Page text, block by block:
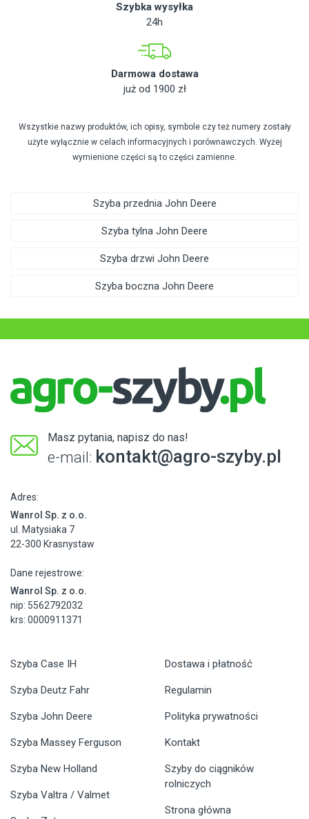
Szybka wysyłka
24h
Darmowa dostawa
już od 1900 zł
Wszystkie nazwy produktów, ich opisy, symbole czy też numery zostały
użyte wyłącznie w celach informacyjnych i porównawczych. Wyżej
wymienione części są to części zamienne.
Szyba przednia John Deere
Szyba tylna John Deere
Szyba drzwi John Deere
Szyba boczna John Deere
Masz pytania, napisz do nas!
e-mail: kontakt@agro-szyby.pl
Adres:
Wanrol Sp. z o.o.
ul. Matysiaka 7
22-300 Krasnystaw
Dane rejestrowe:
Wanrol Sp. z o.o.
nip: 5562792032
krs: 0000911371
Szyba Case IH
Szyba Deutz Fahr
Szyba John Deere
Szyba Massey Ferguson
Szyba New Holland
Szyba Valtra / Valmet
Dostawa i płatność
Regulamin
Polityka prywatności
Kontakt
Szyby do ciągników
rolniczych
Strona główna